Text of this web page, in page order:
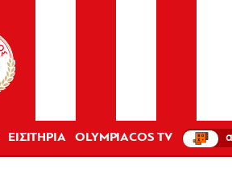
ΕΙΣΙΤΗΡΙΑ OLYMPIACOS TV